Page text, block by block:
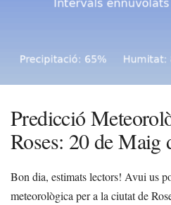
Predicció
Roses: 20 de Maig
Bon dia, estimats lectors! Avui us
meteorològica per a la ciutat de